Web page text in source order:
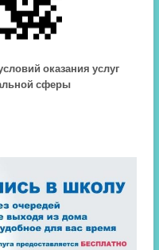
оказания услуг
сферы